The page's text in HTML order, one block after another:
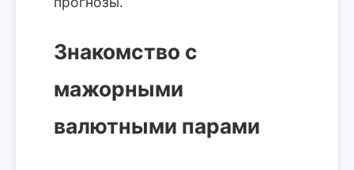
Знакомство с
мажорными
валютными парами